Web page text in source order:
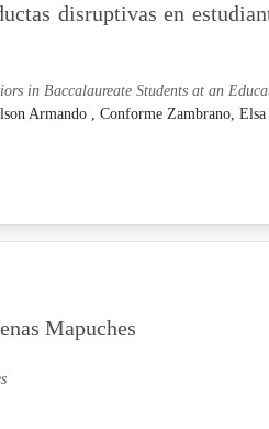
disruptivas en
in Baccalaureate Students at an
Armando , Conforme Zambrano, Elsa
Mapuches